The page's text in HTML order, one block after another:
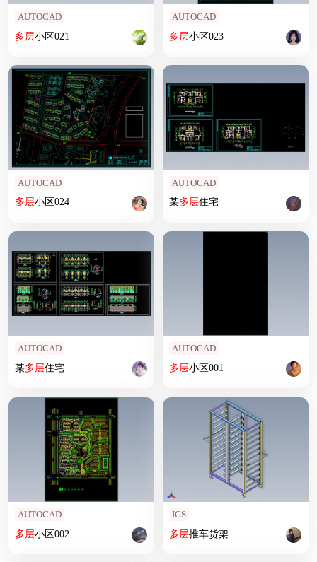
AUTOCAD
多层小区021
AUTOCAD
多层小区023
AUTOCAD
多层小区024
AUTOCAD
某多层住宅
AUTOCAD
某多层住宅
AUTOCAD
多层小区001
AUTOCAD
多层小区002
IGS
多层推车货架